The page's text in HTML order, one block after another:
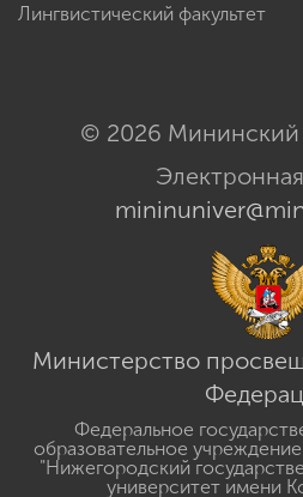
Лингвистический факультет
© 2026 Мининский
Министерство
Федеральное
образовательное
"Нижегородский
университет имени